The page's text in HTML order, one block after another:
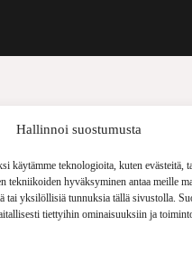
Hallinnoi suostumusta
käytämme teknologioita, kuten evästeitä,
tekniikoiden hyväksyminen antaa meille
tai yksilöllisiä tunnuksia tällä sivustolla.
tiettyihin ominaisuuksiin ja